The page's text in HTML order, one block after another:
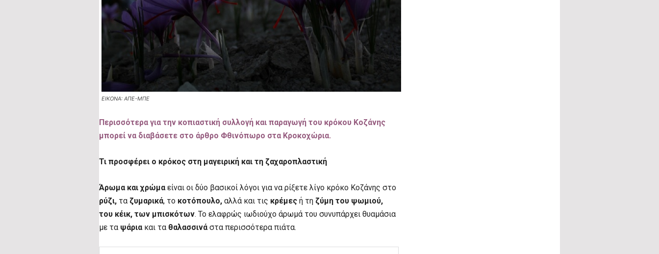
ΕΙΚΟΝΑ: ΑΠΕ-ΜΠΕ
Περισσότερα για την κοπιαστική συλλογή και παραγωγή του κρόκου Κοζάνης
μπορεί να διαβάσετε στο άρθρο Φθινόπωρο στα Κροκοχώρια.
Τι προσφέρει ο κρόκος στη μαγειρική και τη ζαχαροπλαστική
Άρωμα και χρώμαείναι οι δύο βασικοί λόγοι για να ρίξετε λίγο κρόκο Κοζάνης στο
ρύζι, τα ζυμαρικά, το κοτόπουλο, αλλά και τις κρέμες ή τη ζύμη του ψωμιού,
του κέικ, των μπισκότων. Το ελαφρώς ιωδιούχο άρωμά του συνυπάρχει θυαμάσια
με τα ψάριακαι τα θαλασσινάστα περισσότερα πιάτα.